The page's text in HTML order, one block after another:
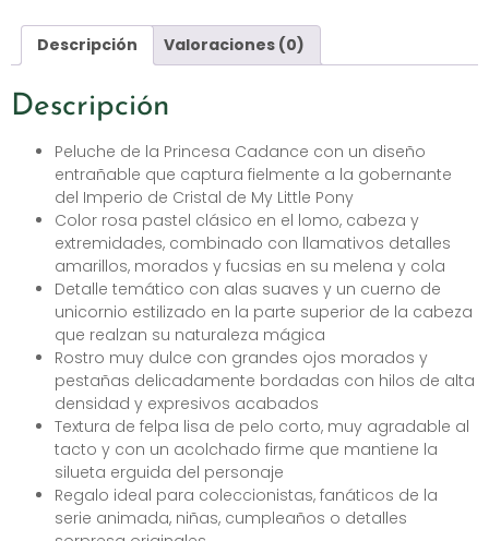
Descripción Valoraciones (0)
Descripción
Peluche de la Princesa Cadance con un diseño
entrañable que captura fielmente a la gobernante
del Imperio de Cristal de My Little Pony
Color rosa pastel clásico en el lomo, cabeza y
extremidades, combinado con llamativos detalles
amarillos, morados y fucsias en su melena y cola
Detalle temático con alas suaves y un cuerno de
unicornio estilizado en la parte superior de la cabeza
que realzan su naturaleza mágica
Rostro muy dulce con grandes ojos morados y
pestañas delicadamente bordadas con hilos de alta
densidad y expresivos acabados
Textura de felpa lisa de pelo corto, muy agradable al
tacto y con un acolchado firme que mantiene la
silueta erguida del personaje
Regalo ideal para coleccionistas, fanáticos de la
serie animada, niñas, cumpleaños o detalles